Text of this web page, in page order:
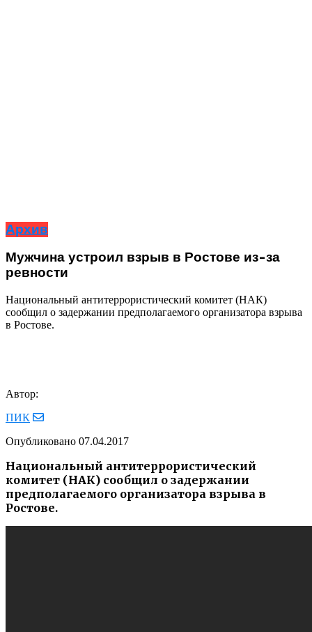
Архив
Мужчина устроил взрыв в Ростове из-за
ревности
Национальный антитеррористический комитет (НАК)
сообщил о задержании предполагаемого организатора взрыва
в Ростове.
Автор:
ПИК
Опубликовано 07.04.2017
Национальный антитеррористический
комитет (НАК) сообщил о задержании
предполагаемого организатора взрыва в
Ростове.